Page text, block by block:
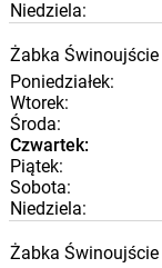
Niedziela:
Żabka Świnoujście
Poniedziałek:
Wtorek:
Środa:
Czwartek:
Piątek:
Sobota:
Niedziela:
Żabka Świnoujście